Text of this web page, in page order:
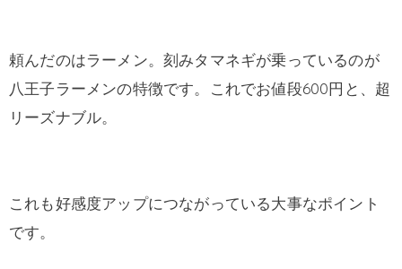
頼んだのはラーメン。刻みタマネギが乗っているのが
八王子ラーメンの特徴です。これでお値段600円と、超
リーズナブル。
これも好感度アップにつながっている大事なポイント
です。